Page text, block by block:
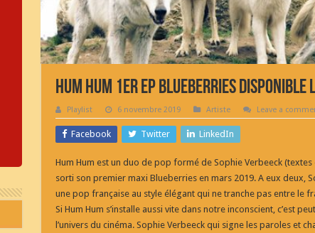
Hum Hum 1er Ep Blueberries
Playlist 6 novembre 2019 Artiste Leave a
Facebook Twitter LinkedIn
Hum Hum est un duo de pop formé de Sophie Verbeeck
sorti son premier maxi Blueberries en mars 2019. A eux deux,
une pop française au style élégant qui ne tranche pas entre le
Si Hum Hum s’installe aussi vite dans notre inconscient, c’est
l’univers du cinéma. Sophie Verbeeck qui signe les paroles et